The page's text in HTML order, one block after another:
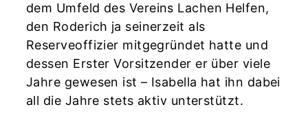
dem Umfeld des Vereins Lachen Helfen,
den Roderich ja seinerzeit als
Reserveoffizier mitgegründet hatte und
dessen Erster Vorsitzender er über viele
Jahre gewesen ist – Isabella hat ihn dabei
all die Jahre stets aktiv unterstützt.